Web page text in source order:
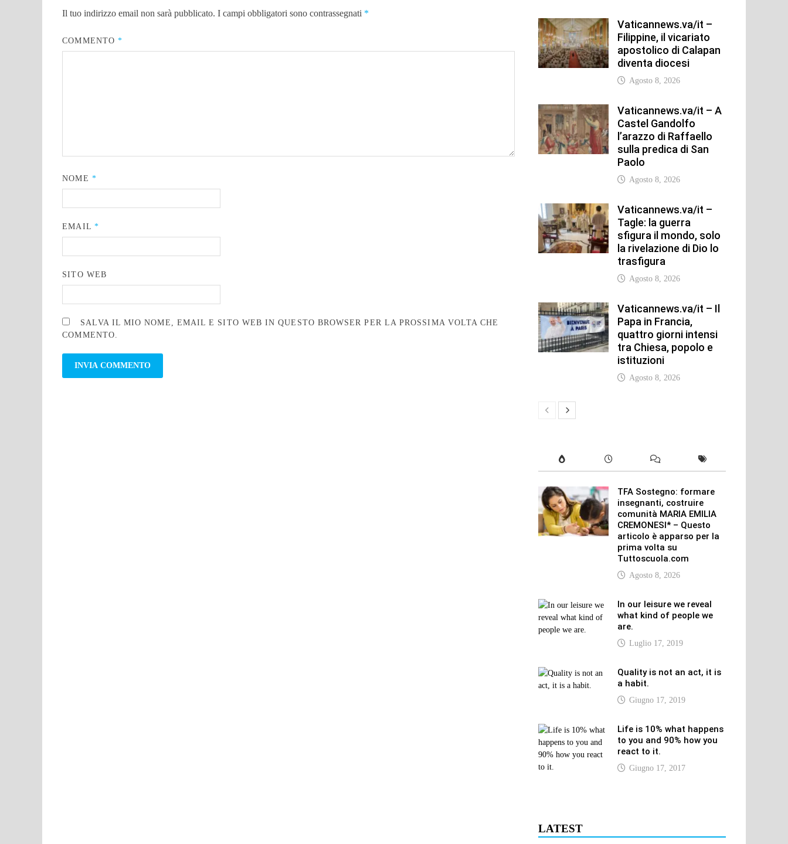
Il tuo indirizzo email non sarà pubblicato. I campi obbligatori sono contrassegnati *
COMMENTO *
NOME *
EMAIL *
SITO WEB
SALVA IL MIO NOME, EMAIL E SITO WEB IN QUESTO BROWSER PER LA PROSSIMA VOLTA CHE
COMMENTO.
Vaticannews.va/it –
Filippine, il vicariato
apostolico di Calapan
diventa diocesi
Agosto 8, 2026
Vaticannews.va/it – A
Castel Gandolfo
l’arazzo di Raffaello
sulla predica di San
Paolo
Agosto 8, 2026
Vaticannews.va/it –
Tagle: la guerra
sfigura il mondo, solo
la rivelazione di Dio lo
trasfigura
Agosto 8, 2026
Vaticannews.va/it – Il
Papa in Francia,
quattro giorni intensi
tra Chiesa, popolo e
istituzioni
Agosto 8, 2026
TFA Sostegno: formare
insegnanti, costruire
comunità MARIA EMILIA
CREMONESI* – Questo
articolo è apparso per la
prima volta su
Tuttoscuola.com
Agosto 8, 2026
In our leisure we reveal
what kind of people we
are.
Luglio 17, 2019
Quality is not an act, it is
a habit.
Giugno 17, 2019
Life is 10% what happens
to you and 90% how you
react to it.
Giugno 17, 2017
LATEST